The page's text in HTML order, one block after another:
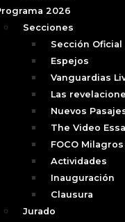
2026
Secciones
Sección Oficial
Espejos
Vanguardias
Las
Nuevos
The Video
FOCO
Actividades
Inauguración
Clausura
Jurado